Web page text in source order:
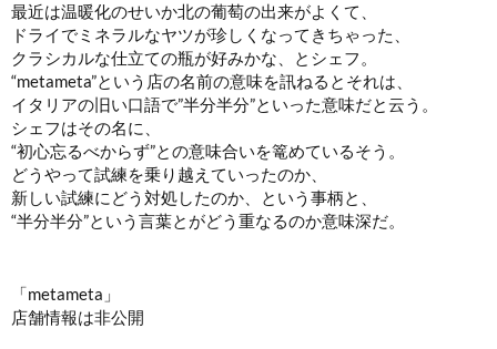
最近は温暖化のせいか北の葡萄の出来がよくて、
ドライでミネラルなヤツが珍しくなってきちゃった、
クラシカルな仕立ての瓶が好みかな、とシェフ。
“metameta”という店の名前の意味を訊ねるとそれは、
イタリアの旧い口語で”半分半分”といった意味だと云う。
シェフはその名に、
“初心忘るべからず”との意味合いを篭めているそう。
どうやって試練を乗り越えていったのか、
新しい試練にどう対処したのか、という事柄と、
“半分半分”という言葉とがどう重なるのか意味深だ。
「metameta」
店舗情報は非公開